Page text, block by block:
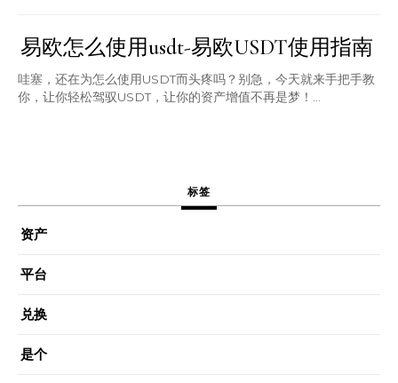
易欧怎么使用usdt-易欧USDT使用指南
哇塞，还在为怎么使用USDT而头疼吗？别急，今天就来手把手教
你，让你轻松驾驭USDT，让你的资产增值不再是梦！...
标签
资产
平台
兑换
是个